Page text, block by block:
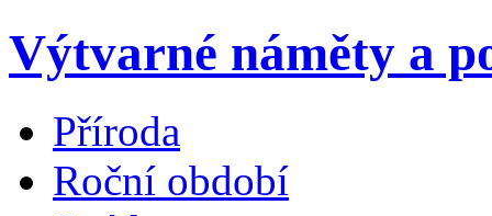
Výtvarné náměty a
Příroda
Roční období